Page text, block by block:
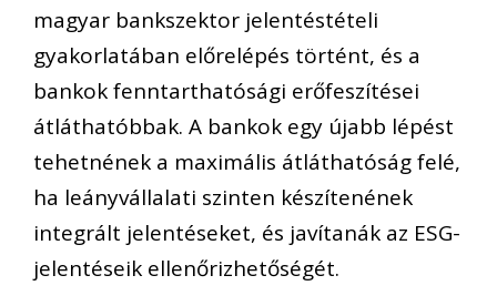
magyar bankszektor jelentéstételi
gyakorlatában előrelépés történt, és a
bankok fenntarthatósági erőfeszítései
átláthatóbbak. A bankok egy újabb lépést
tehetnének a maximális átláthatóság felé,
ha leányvállalati szinten készítenének
integrált jelentéseket, és javítanák az ESG-
jelentéseik ellenőrizhetőségét.